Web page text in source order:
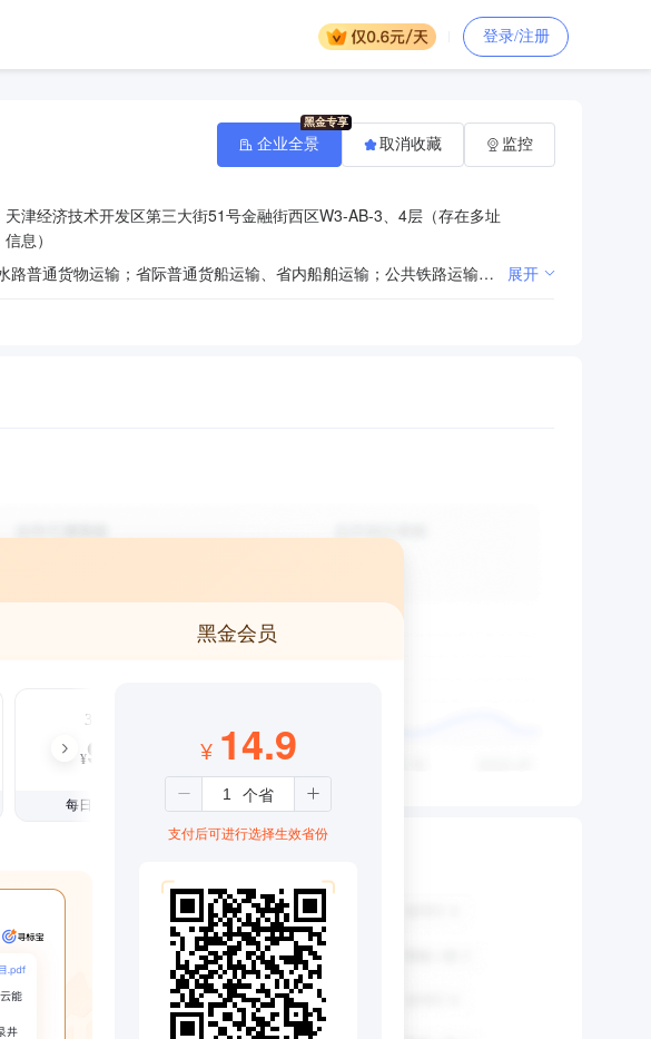
登录/注册
天津经济技术开发区第三大街51号金融街西区W3-AB-3、4层（存在多址
信息）
许可项目：建设工程施工；国际道路货物运输；道路货物运输（不含危险货物）；水路普通货物运输；省际普通货船运输、省内船舶运输；公共铁路运输；公共航空运输；食品销售；道路货物运输（网络货运）。（依法须经批准的项目，经相关部门批准后方可开展经营活动，具体经营项目以相关部门批准文件或许可证件为准）一般项目：货物进出口；进出口代理；技术进出口；对外承包工程；机械设备租赁；装卸搬运；产业用纺织制成品销售；针纺织品销售；服装服饰批发；服装服饰零售；日用品销售；日用杂品销售；劳动保护用品销售；非金属矿及制品销售；金属矿石销售；金属材料销售；电线、电缆经营；高品质特种钢铁材料销售；耐火材料销售；农副产品销售；林业产品销售；建筑材料销售；轻质建筑材料销售；化工产品销售（不含许可类化工产品）；机械设备销售；五金产品批发；五金产品零售；电子元器件与机电组件设备销售；办公用品销售；体育用品及器材零售；体育用品及器材批发；互联网销售（除销售需要许可的商品）；票务代理服务；旅客票务代理；汽车销售；新能源汽车整车销售；水上运输设备销售；运输设备租赁服务；国内货物运输代理；无船承运业务；非居住房地产租赁；航空国际货物运输代理；陆路国际货物运输代理；国际货物运输代理；软件开发；软件销售；第二类医疗器械销售；成品油批发（不含危险化学品）；信息系统集成服务；信息系统运行维护服务；煤炭及制品销售；生产性废旧金属回收；再生资源销售；金属材料制造【分支机构经营】；金属结构制造【分支机构经营】；建筑用石加工【分支机构经营】；石油制品销售（不含危险化学品）；水泥制品销售；砼结构构件销售；厨具卫具及日用杂品批发；电热食品加工设备销售。（除依法须经批准的项目外，凭营业执照依法自主开展经营活动） 展开
企业全景 取消收藏 监控
黑金会员
3个月
¥99
每日仅1.08元
¥ 14.9
支付后可进行选择生效省份